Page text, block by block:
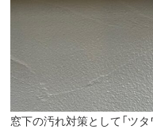
窓下の汚れ対策として「ツタ